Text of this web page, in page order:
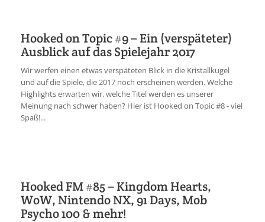
Hooked on Topic #9 – Ein (verspäteter)
Ausblick auf das Spielejahr 2017
Wir werfen einen etwas verspäteten Blick in die Kristallkugel
und auf die Spiele, die 2017 noch erscheinen werden. Welche
Highlights erwarten wir, welche Titel werden es unserer
Meinung nach schwer haben? Hier ist Hooked on Topic #8 - viel
Spaß!...
Hooked FM #85 – Kingdom Hearts,
WoW, Nintendo NX, 91 Days, Mob
Psycho 100 & mehr!